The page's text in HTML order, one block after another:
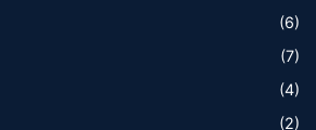
(6)
(7)
(4)
(2)